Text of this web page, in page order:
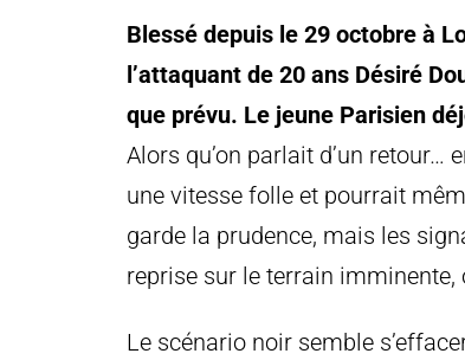
Blessé depuis le 29 octobre à
l’attaquant de 20 ans Désiré
que prévu. Le jeune Parisien
Alors qu’on parlait d’un retour…
une vitesse folle et pourrait
garde la prudence, mais les
reprise sur le terrain
Le scénario noir semble